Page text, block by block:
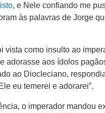
, e Nele confiando me
às palavras de Jorge
vista como insulto ao
adorasse aos ídolos
ao Diocleciano,
eu temerei e adorarei”.
o imperador mandou